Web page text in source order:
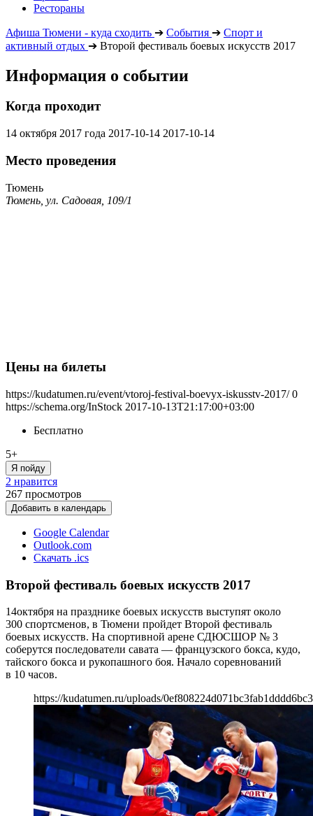
Рестораны
Афиша Тюмени - куда сходить ➔ События ➔ Спорт и
активный отдых ➔ Второй фестиваль боевых искусств 2017
Информация о событии
Когда проходит
14 октября 2017 года 2017-10-14 2017-10-14
Место проведения
Тюмень
Тюмень, ул. Садовая, 109/1
Цены на билеты
https://kudatumen.ru/event/vtoroj-festival-boevyx-iskusstv-2017/ 0
https://schema.org/InStock 2017-10-13T21:17:00+03:00
Бесплатно
5+
Я пойду
2 нравится
267 просмотров
Добавить в календарь
Google Calendar
Outlook.com
Скачать .ics
Второй фестиваль боевых искусств 2017
14октября на празднике боевых искусств выступят около
300 спортсменов, в Тюмени пройдет Второй фестиваль
боевых искусств. На спортивной арене СДЮСШОР № 3
соберутся последователи савата — французского бокса, кудо,
тайского бокса и рукопашного боя. Начало соревнований
в 10 часов.
https://kudatumen.ru/uploads/